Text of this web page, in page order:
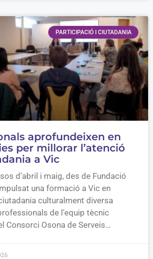
PARTICIPACIÓ I CIUTADANIA
aprofundeixen en
per millorar l’atenció
a Vic
d’abril i maig, des de Fundació
una formació a Vic en
culturalment diversa
de l’equip tècnic
Consorci Osona de Serveis…